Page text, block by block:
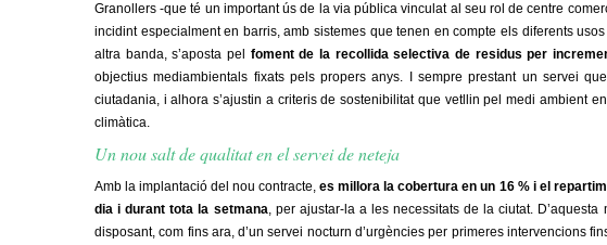
n
t
d
e
G
Granollers -que té un important ús de la via pública vinculat al seu rol de centre
incidint especialment en barris, amb sistemes que tenen en compte els diferents
altra banda, s’aposta pel foment de la recollida selectiva de residus per
objectius mediambientals fixats pels propers anys. I sempre prestant un servei
ciutadania, i alhora s’ajustin a criteris de sostenibilitat que vetllin pel medi ambient
climàtica.
Un nou salt de qualitat en el servei de neteja
Amb la implantació del nou contracte,es millora la cobertura en un 16 % i el
dia i durant tota la setmana, per ajustar-la a les necessitats de la ciutat.
disposant, com fins ara, d’un servei nocturn d’urgències per primeres intervencions